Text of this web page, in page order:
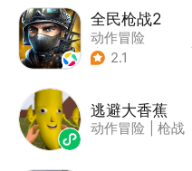
全民枪战2
动作冒险
| 第一人称射击
2.1
逃避大香蕉
动作冒险 枪战